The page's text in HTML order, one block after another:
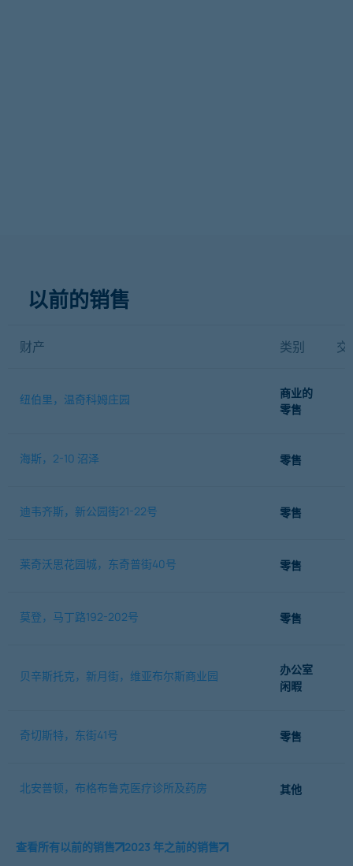
以前的销售
财产 类别 交
纽伯里，温奇科姆庄园
商业的
零售
海斯，2-10 沼泽 零售
迪韦齐斯，新公园街21-22号 零售
莱奇沃思花园城，东奇普街40号 零售
莫登，马丁路192-202号 零售
贝辛斯托克，新月街，维亚布尔斯商业园
办公室
闲暇
奇切斯特，东街41号 零售
北安普顿，布格布鲁克医疗诊所及药房 其他
查看所有以前的销售 2023 年之前的销售